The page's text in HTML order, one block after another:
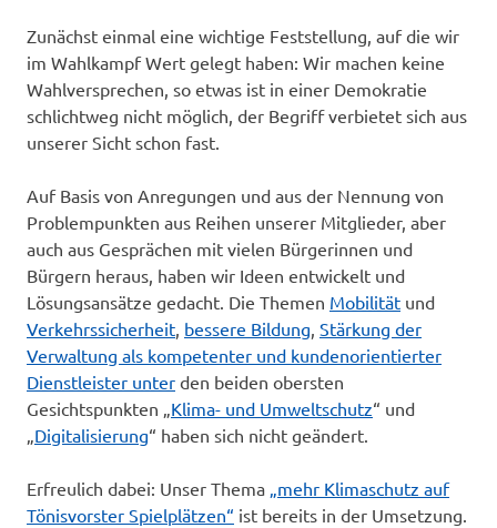
Zunächst einmal eine wichtige Feststellung, auf die wir
im Wahlkampf Wert gelegt haben: Wir machen keine
Wahlversprechen, so etwas ist in einer Demokratie
schlichtweg nicht möglich, der Begriff verbietet sich aus
unserer Sicht schon fast.
Auf Basis von Anregungen und aus der Nennung von
Problempunkten aus Reihen unserer Mitglieder, aber
auch aus Gesprächen mit vielen Bürgerinnen und
Bürgern heraus, haben wir Ideen entwickelt und
Lösungsansätze gedacht. Die Themen Mobilität und
Verkehrssicherheit, bessere Bildung, Stärkung der
Verwaltung als kompetenter und kundenorientierter
Dienstleister unter den beiden obersten
Gesichtspunkten „Klima- und Umweltschutz“ und
„Digitalisierung“ haben sich nicht geändert.
Erfreulich dabei: Unser Thema „mehr Klimaschutz auf
Tönisvorster Spielplätzen“ ist bereits in der Umsetzung.